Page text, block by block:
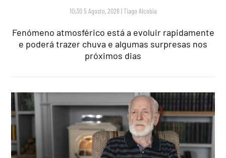
10:30 5 Agosto, 2026 |Tiago Alcobia
Fenómeno atmosférico está a evoluir rapidamente
e poderá trazer chuva e algumas surpresas nos
próximos dias